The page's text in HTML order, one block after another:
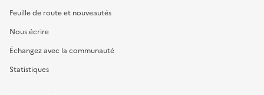
Feuille de route et nouveautés
Nous écrire
Échangez avec la communauté
Statistiques